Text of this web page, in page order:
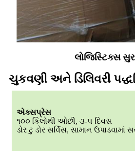
લોજિસ્ટિક્સ
ચુકવણી અને ડિલિવરી
એક્સપ્રેસ
૧૦૦ કિલોથી ઓછી, ૩-૫ દિવસ
ડોર ટુ ડોર સર્વિસ, સામાન ઉપાડવામાં